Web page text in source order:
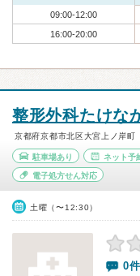
09:00-12:00
16:00-20:00
整形外科たけな
京都府京都市北区大宮上ノ岸町
駐車場あり ネット予
電子処方せん対応
土曜（〜12:30）
0件